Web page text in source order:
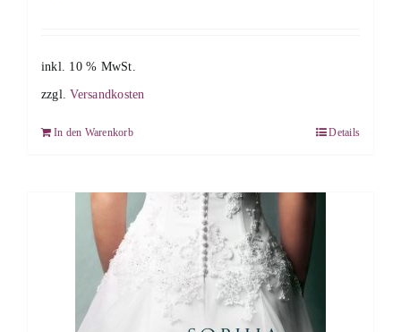
inkl. 10 % MwSt.
zzgl.Versandkosten
In den Warenkorb Details